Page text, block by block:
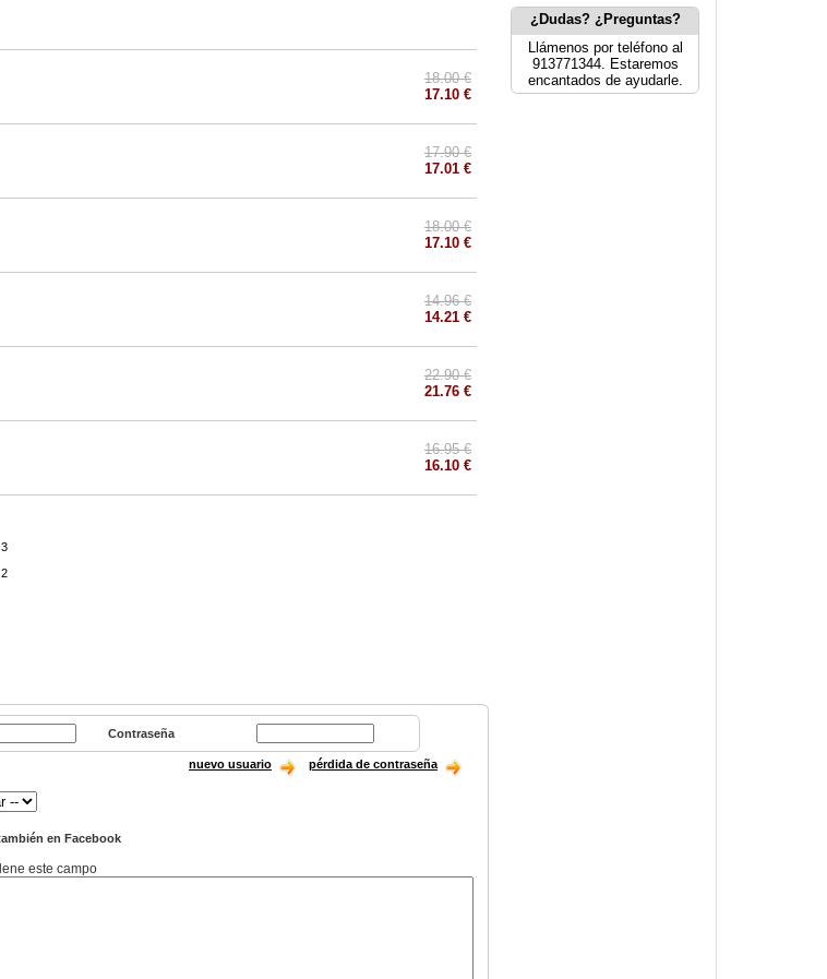
18.00 €
17.10 €
17.90 €
17.01 €
18.00 €
17.10 €
14.96 €
14.21 €
22.90 €
21.76 €
16.95 €
16.10 €
Contraseña
nuevo usuario pérdida de contraseña
en Facebook
este campo
¿Dudas? ¿Preguntas?
Llámenos por teléfono al
913771344. Estaremos
encantados de ayudarle.